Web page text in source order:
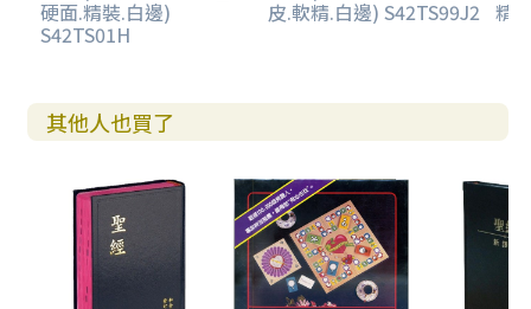
硬面.精裝.白邊)
S42TS01H
皮.軟精.白邊) S42TS99J2 精
其他人也買了